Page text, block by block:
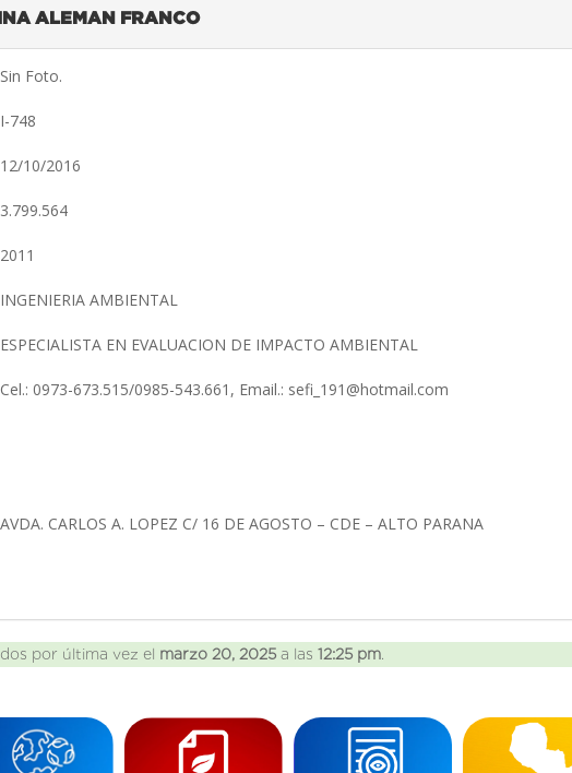
ALEMAN FRANCO
Sin Foto.
I-748
12/10/2016
3.799.564
2011
INGENIERIA AMBIENTAL
ESPECIALISTA EN EVALUACION DE IMPACTO AMBIENTAL
Cel.: 0973-673.515/0985-543.661, Email.: sefi_191@hotmail.com
AVDA. CARLOS A. LOPEZ C/ 16 DE AGOSTO – CDE – ALTO PARANA
por última vez el marzo 20, 2025 a las12:25 pm